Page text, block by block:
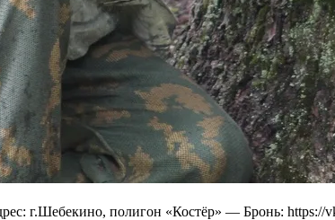
полигон «Костёр» — Бронь: https://